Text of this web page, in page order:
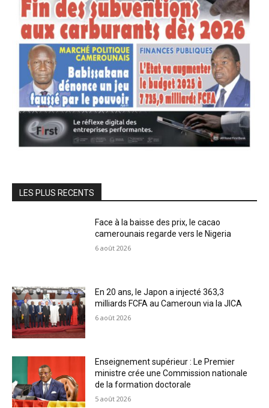
LES PLUS RECENTS
Face à la baisse des prix, le cacao
camerounais regarde vers le Nigeria
6 août 2026
En 20 ans, le Japon a injecté 363,3
milliards FCFA au Cameroun via la JICA
6 août 2026
Enseignement supérieur : Le Premier
ministre crée une Commission nationale
de la formation doctorale
5 août 2026